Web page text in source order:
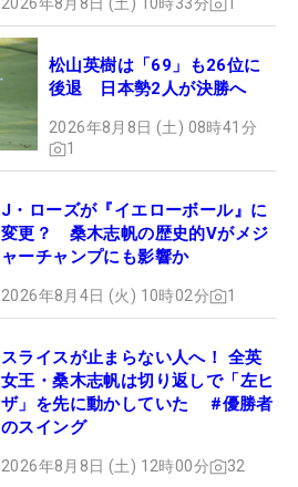
2026年8月8日 (土) 10時33分
松山英樹は「69」も26位に
後退 日本勢2人が決勝へ
2026年8月8日 (土) 08時41分
1
J・ローズが『イエローボール』に
変更？ 桑木志帆の歴史的Vがメジ
ャーチャンプにも影響か
2026年8月4日 (火) 10時02分 1
スライスが止まらない人へ！ 全英
女王・桑木志帆は切り返しで「左ヒ
ザ」を先に動かしていた #優勝者
のスイング
2026年8月8日 (土) 12時00分 32